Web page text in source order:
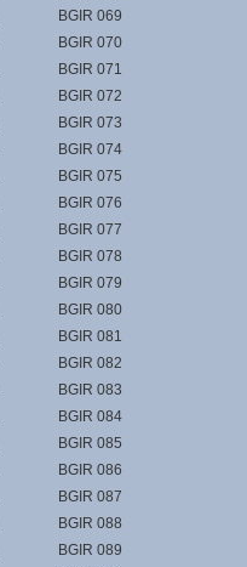
BGIR 069
BGIR 070
BGIR 071
BGIR 072
BGIR 073
BGIR 074
BGIR 075
BGIR 076
BGIR 077
BGIR 078
BGIR 079
BGIR 080
BGIR 081
BGIR 082
BGIR 083
BGIR 084
BGIR 085
BGIR 086
BGIR 087
BGIR 088
BGIR 089